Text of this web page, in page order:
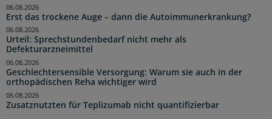
Erst das trockene Auge – dann die Autoimmunerkrankung?
06.08.2026
Urteil: Sprechstundenbedarf nicht mehr als
Defekturarzneimittel
06.08.2026
Geschlechtersensible Versorgung: Warum sie auch in der
orthopädischen Reha wichtiger wird
06.08.2026
Zusatznutzten für Teplizumab nicht quantifizierbar
06.08.2026